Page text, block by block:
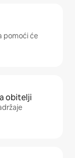
pomoći će
obitelji